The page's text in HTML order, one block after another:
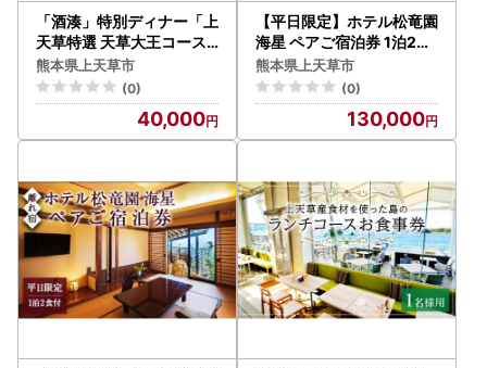
「酒湊」特別ディナー「上
天草特選 天草大王コース
」ペアお食事券(2名1組)
熊本県上天草市
(0)
40,000
【平日限定】ホテル松竜園
海星 ペアご宿泊券 1泊2食
付きプラン
熊本県上天草市
(0)
130,000